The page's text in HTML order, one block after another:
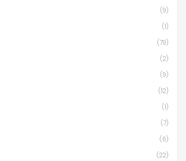
(9)
(1)
(79)
(2)
(9)
(12)
(1)
(7)
(6)
(22)